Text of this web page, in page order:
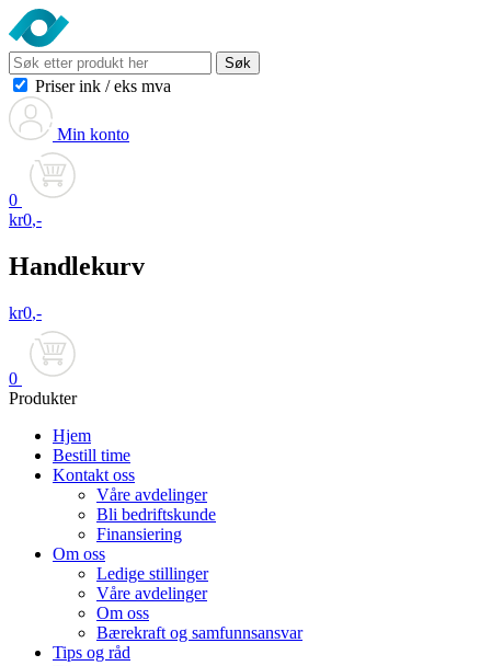
Søk
Priser ink / eks mva
Min konto
0
kr0,-
Handlekurv
kr0,-
0
Produkter
Hjem
Bestill time
Kontakt oss
Våre avdelinger
Bli bedriftskunde
Finansiering
Om oss
Ledige stillinger
Våre avdelinger
Om oss
Bærekraft og samfunnsansvar
Tips og råd